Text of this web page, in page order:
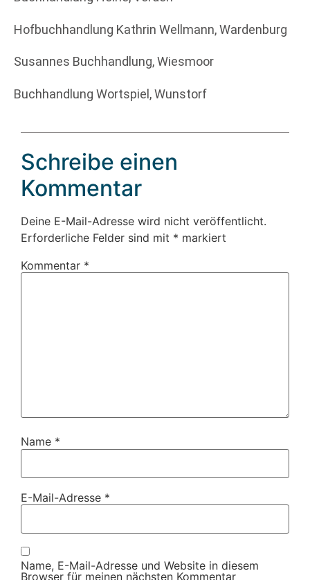
Hofbuchhandlung Kathrin Wellmann, Wardenburg
Susannes Buchhandlung, Wiesmoor
Buchhandlung Wortspiel, Wunstorf
Schreibe einen
Kommentar
Deine E-Mail-Adresse wird nicht veröffentlicht.
Erforderliche Felder sind mit * markiert
Kommentar *
Name *
E-Mail-Adresse *
Name, E-Mail-Adresse und Website in diesem
Browser für meinen nächsten Kommentar